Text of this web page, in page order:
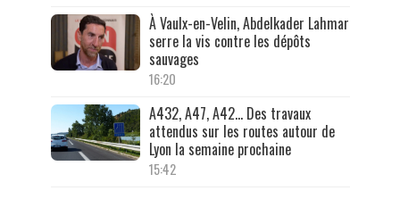
À Vaulx-en-Velin, Abdelkader Lahmar
serre la vis contre les dépôts
sauvages
16:20
A432, A47, A42… Des travaux
attendus sur les routes autour de
Lyon la semaine prochaine
15:42